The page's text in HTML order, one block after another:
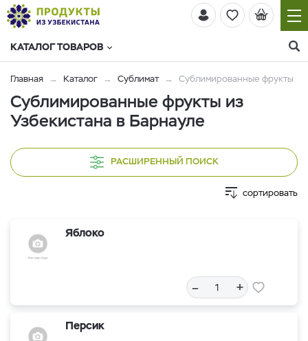
КАТАЛОГ ТОВАРОВ
Главная Каталог Сублимат Сублимированные фрукты
Сублимированные фрукты из
Узбекистана в Барнауле
РАСШИРЕННЫЙ ПОИСК
сортировать
Яблоко
– +
Персик